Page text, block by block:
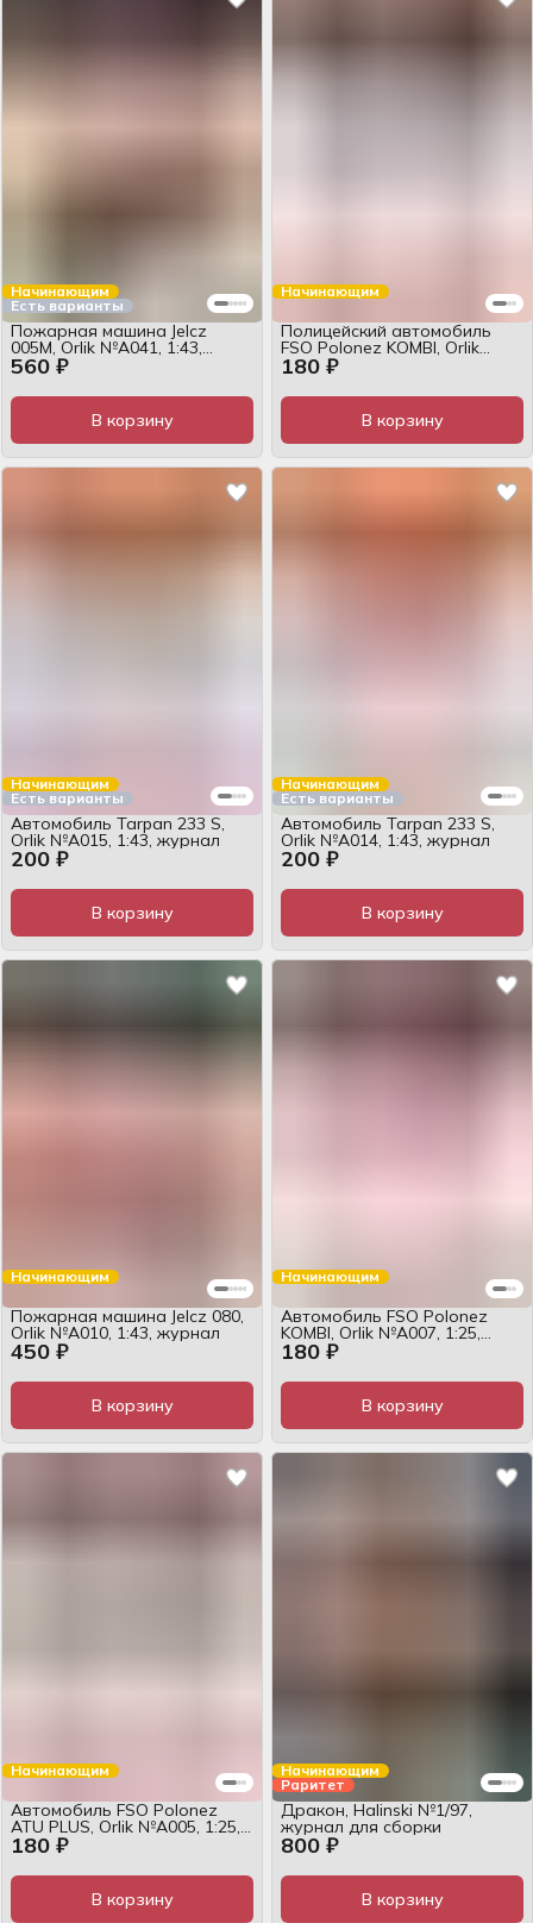
Начинающим
Есть варианты
560 ₽
Пожарная машина Jelcz
005M, Orlik №А041, 1:43,
журнал
В корзину
Начинающим
180 ₽
Полицейский автомобиль
FSO Polonez KOMBI, Orlik
№А031, 1:25, журнал
В корзину
Начинающим
Есть варианты
200 ₽
Автомобиль Tarpan 233 S,
Orlik №А015, 1:43, журнал
В корзину
Начинающим
Есть варианты
200 ₽
Автомобиль Tarpan 233 S,
Orlik №А014, 1:43, журнал
В корзину
Начинающим
450 ₽
Пожарная машина Jelcz 080,
Orlik №А010, 1:43, журнал
В корзину
Начинающим
180 ₽
Автомобиль FSO Polonez
KOMBI, Orlik №А007, 1:25,
журнал
В корзину
Начинающим
180 ₽
Автомобиль FSO Polonez
ATU PLUS, Orlik №А005, 1:25,
журнал
В корзину
Начинающим
Раритет
800 ₽
Дракон, Halinski №1/97,
журнал для сборки
В корзину